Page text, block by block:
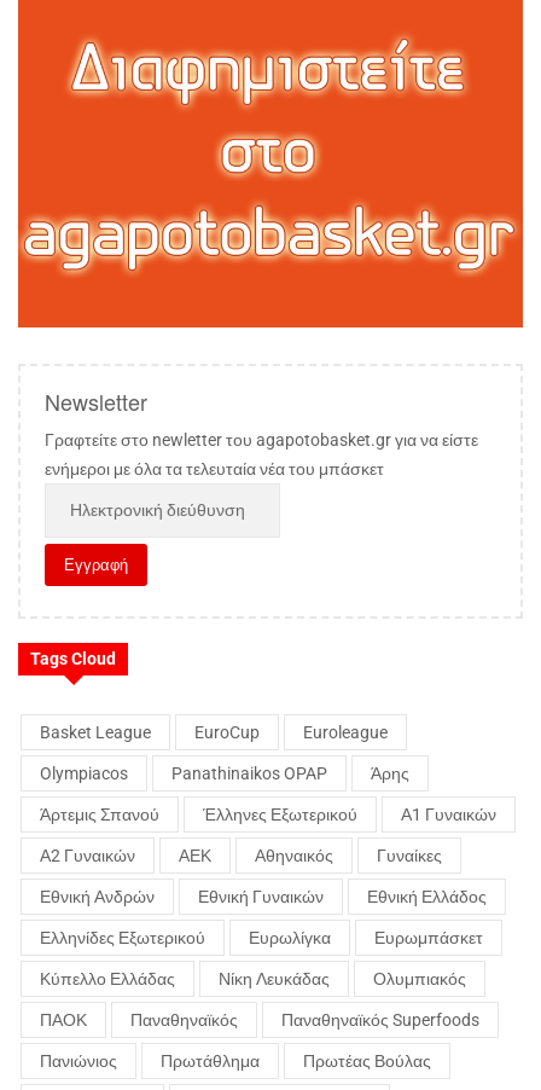
Newsletter
Γραφτείτε στο newletter του agapotobasket.gr για να είστε
ενήμεροι με όλα τα τελευταία νέα του μπάσκετ
Tags Cloud
Basket League EuroCup Euroleague
Olympiacos Panathinaikos OPAP Άρης
Άρτεμις Σπανού Έλληνες Εξωτερικού Α1 Γυναικών
Α2 Γυναικών ΑΕΚ Αθηναικός Γυναίκες
Εθνική Ανδρών Εθνική Γυναικών Εθνική Ελλάδος
Ελληνίδες Εξωτερικού Ευρωλίγκα Ευρωμπάσκετ
Κύπελλο Ελλάδας Νίκη Λευκάδας Ολυμπιακός
ΠΑΟΚ Παναθηναϊκός Παναθηναϊκός Superfoods
Πανιώνιος Πρωτάθλημα Πρωτέας Βούλας